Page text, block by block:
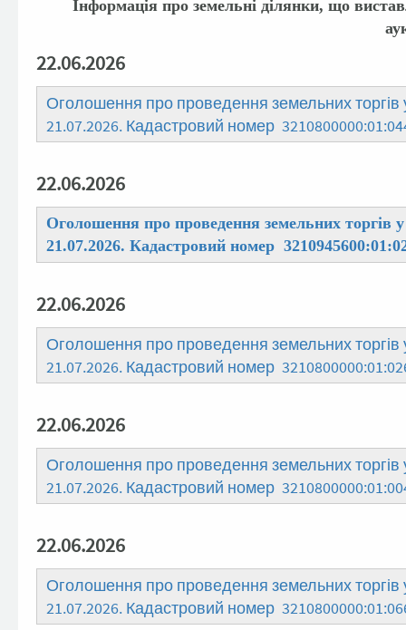
Інформація про земельні ділянки, що
22.06.2026
Оголошення про проведення земельних
21.07.2026. Кадастровий номер
22.06.2026
Оголошення про проведення земельних торгів
21.07.2026. Кадастровий номер
22.06.2026
Оголошення про проведення земельних
21.07.2026. Кадастровий номер
22.06.2026
Оголошення про проведення земельних
21.07.2026. Кадастровий номер
22.06.2026
Оголошення про проведення земельних
21.07.2026. Кадастровий номер